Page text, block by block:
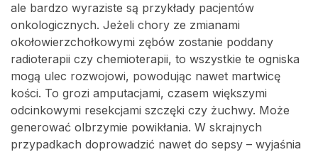
ale bardzo wyraziste są przykłady pacjentów
onkologicznych. Jeżeli chory ze zmianami
okołowierzchołkowymi zębów zostanie poddany
radioterapii czy chemioterapii, to wszystkie te ogniska
mogą ulec rozwojowi, powodując nawet martwicę
kości. To grozi amputacjami, czasem większymi
odcinkowymi resekcjami szczęki czy żuchwy. Może
generować olbrzymie powikłania. W skrajnych
przypadkach doprowadzić nawet do sepsy – wyjaśnia